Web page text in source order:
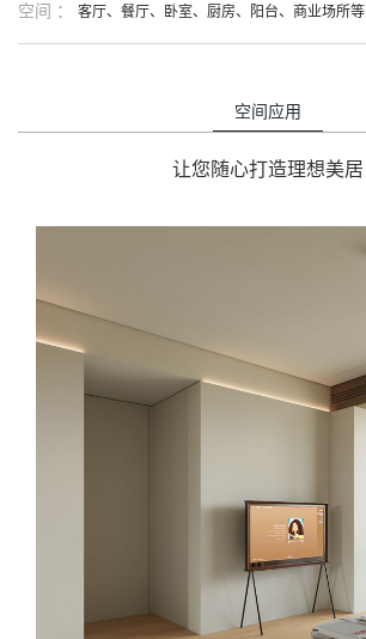
空间 ： 客厅、餐厅、卧室、厨房、阳台、商业场所等
空间应用
让您随心打造理想美居